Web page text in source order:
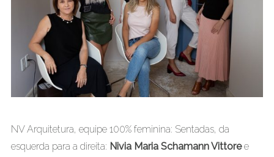
NV Arquitetura, equipe 100% feminina: Sentadas, da
esquerda para a direita: Nivia Maria Schamann Vittoree